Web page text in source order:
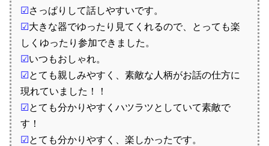
☑さっぱりして話しやすいです。
☑大きな器でゆったり見てくれるので、とっても楽
しくゆったり参加できました。
☑いつもおしゃれ。
☑とても親しみやすく、素敵な人柄がお話の仕方に
現れていました！！
☑とても分かりやすくハツラツとしていて素敵で
す！
☑とても分かりやすく、楽しかったです。